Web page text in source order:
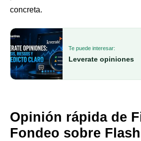
concreta.
Te puede interesar:
Leverate opiniones
Opinión rápida de
Fondeo sobre